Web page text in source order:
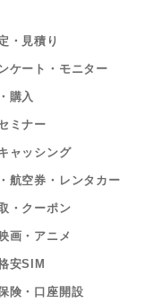
・見積り
ケート・モニター
購入
ミナー
ャッシング
航空券・レンタカー
・クーポン
画・アニメ
安SIM
険・口座開設